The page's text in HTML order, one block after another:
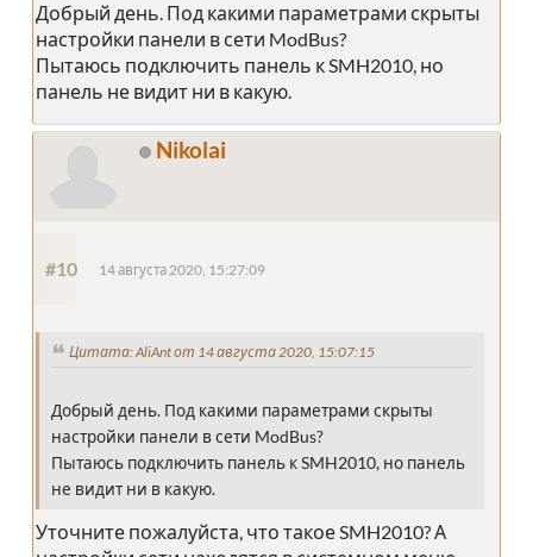
Добрый день. Под какими параметрами скрыты
настройки панели в сети ModBus?
Пытаюсь подключить панель к SMH2010, но
панель не видит ни в какую.
Nikolai
#10 14 августа 2020, 15:27:09
Цитата: AliAnt от 14 августа 2020, 15:07:15
Добрый день. Под какими параметрами скрыты
настройки панели в сети ModBus?
Пытаюсь подключить панель к SMH2010, но панель
не видит ни в какую.
Уточните пожалуйста, что такое SMH2010? А